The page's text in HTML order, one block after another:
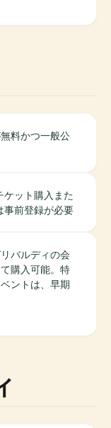
料かつ一般公
ケット購入また
事前登録が必要
バルディの会
購入可能。特
ントは、早期